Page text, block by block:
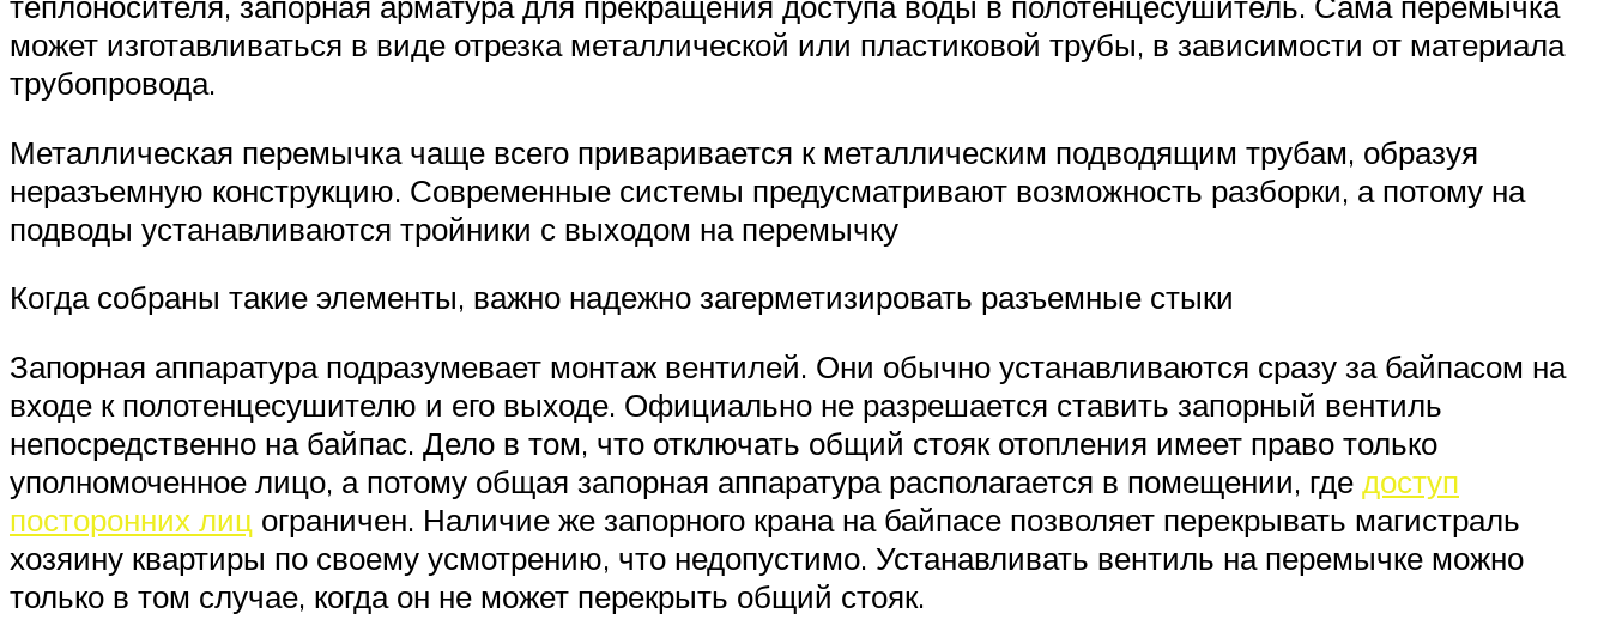
может изготавливаться в виде отрезка металлической или пластиковой трубы, в зависимости от материала
трубопровода.
Металлическая перемычка чаще всего приваривается к металлическим подводящим трубам, образуя
неразъемную конструкцию. Современные системы предусматривают возможность разборки, а потому на
подводы устанавливаются тройники с выходом на перемычку
Когда собраны такие элементы, важно надежно загерметизировать разъемные стыки
Запорная аппаратура подразумевает монтаж вентилей. Они обычно устанавливаются сразу за байпасом на
входе к полотенцесушителю и его выходе. Официально не разрешается ставить запорный вентиль
непосредственно на байпас. Дело в том, что отключать общий стояк отопления имеет право только
уполномоченное лицо, а потому общая запорная аппаратура располагается в помещении, где доступ
посторонних лиц ограничен. Наличие же запорного крана на байпасе позволяет перекрывать магистраль
хозяину квартиры по своему усмотрению, что недопустимо. Устанавливать вентиль на перемычке можно
только в том случае, когда он не может перекрыть общий стояк.